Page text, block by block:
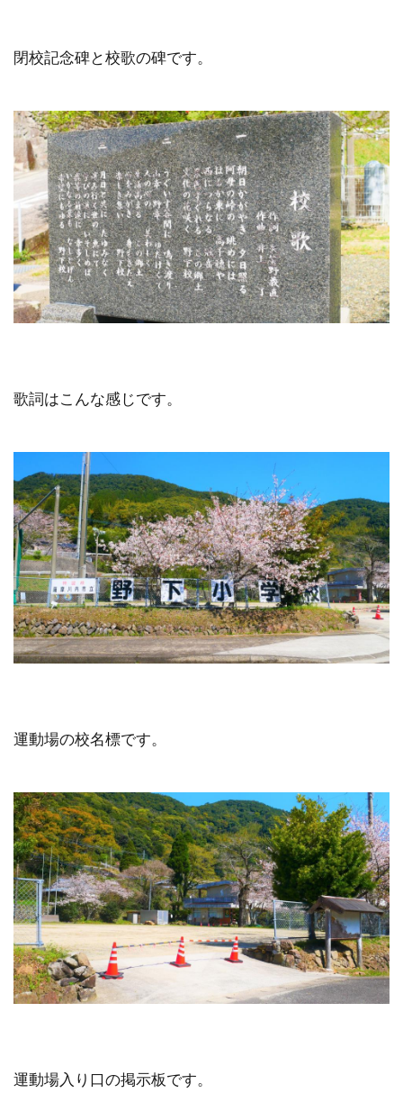
閉校記念碑と校歌の碑です。
歌詞はこんな感じです。
運動場の校名標です。
運動場入り口の掲示板です。